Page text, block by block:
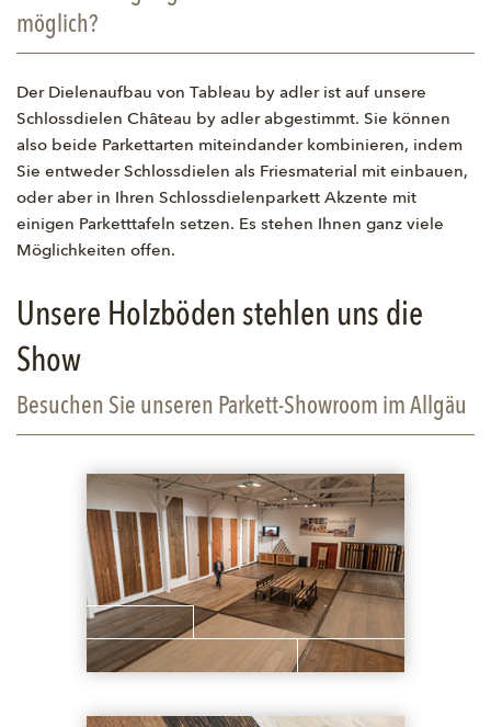
möglich?
Der Dielenaufbau von Tableau by adler ist auf unsere
Schlossdielen Château by adler abgestimmt. Sie können
also beide Parkettarten miteindander kombinieren, indem
Sie entweder Schlossdielen als Friesmaterial mit einbauen,
oder aber in Ihren Schlossdielenparkett Akzente mit
einigen Parketttafeln setzen. Es stehen Ihnen ganz viele
Möglichkeiten offen.
Unsere Holzböden stehlen uns die
Show
Besuchen Sie unseren Parkett-Showroom im Allgäu